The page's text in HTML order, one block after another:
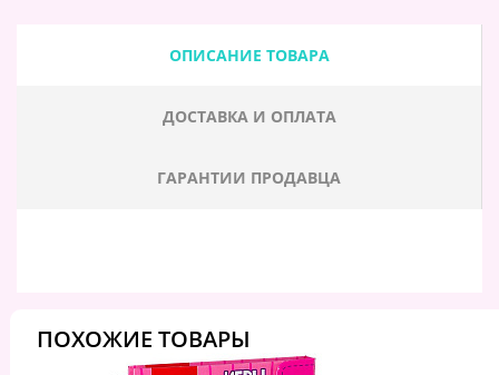
ОПИСАНИЕ ТОВАРА
ДОСТАВКА И ОПЛАТА
ГАРАНТИИ ПРОДАВЦА
ПОХОЖИЕ ТОВАРЫ